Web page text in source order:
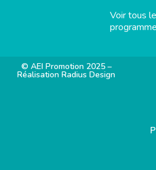
Voir tous
© AEI Promotion 2025 –
Réalisation Radius Design